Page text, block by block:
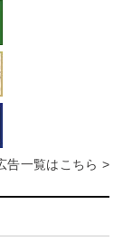
告一覧はこちら >